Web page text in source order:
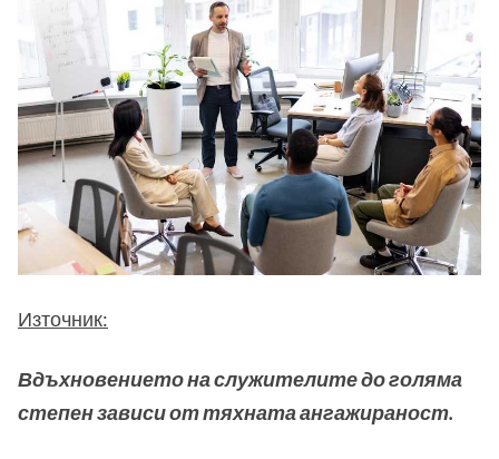
Източник:
Вдъхновението на служителите до голяма
степен зависи от тяхната ангажираност.